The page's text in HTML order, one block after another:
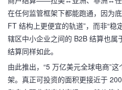
在任何监管框架下都能跑通，因为
FT 结构上更便宜的轨道”，而非“稳
辖区中小企业之间的 B2B 结算也属
结算同样如此。
由此推出，“5 万亿美元全球电商”
架。真正可投资的面积更接近于